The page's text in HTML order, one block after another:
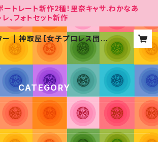
ートレート新作2種！里奈キャサ.わかなあ
、フォトセット新作
ー | 神取屋【女子プロレス団体
X 」Official Shop】
CATEGORY